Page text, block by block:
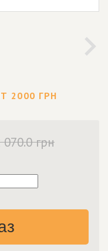
2000 ГРН
070.0 грн